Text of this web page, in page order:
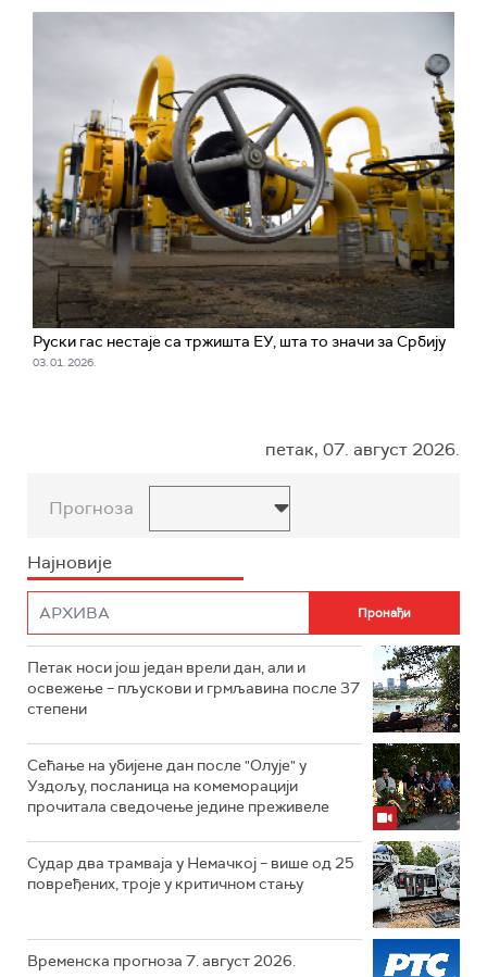
Руски гас нестаје са тржишта ЕУ, шта то значи за Србију
03. 01. 2026.
петак, 07. август 2026.
Прогноза
Најновије
Петак носи још један врели дан, али и
освежење – пљускови и грмљавина после 37
степени
Сећање на убијене дан после "Олује" у
Уздољу, посланица на комеморацији
прочитала сведочење једине преживеле
Судар два трамваја у Немачкој – више од 25
повређених, троје у критичном стању
Временска прогноза 7. август 2026.